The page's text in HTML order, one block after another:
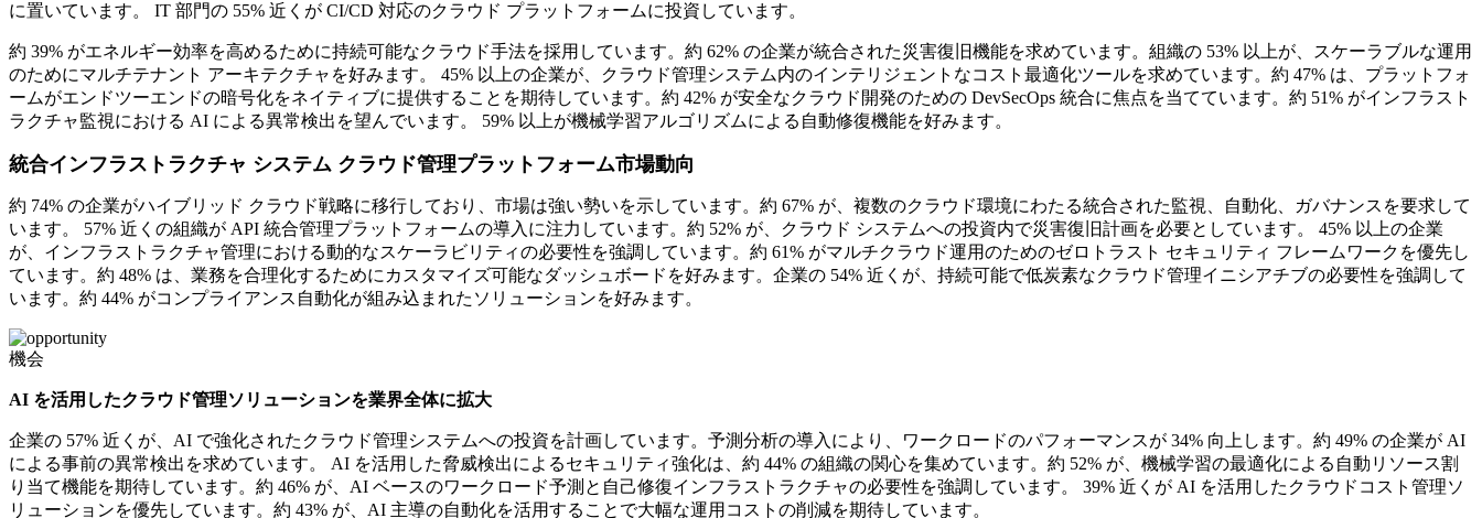
に置いています。 IT 部門の 55% 近くが CI/CD 対応のクラウド プラットフォームに投資しています。
約 39% がエネルギー効率を高めるために持続可能なクラウド手法を採用しています。約 62% の企業が統合された災害復旧機能を求めています。組織の 53% 以上が、スケーラブルな運用
のためにマルチテナント アーキテクチャを好みます。 45% 以上の企業が、クラウド管理システム内のインテリジェントなコスト最適化ツールを求めています。約 47% は、プラットフォ
ームがエンドツーエンドの暗号化をネイティブに提供することを期待しています。約 42% が安全なクラウド開発のための DevSecOps 統合に焦点を当てています。約 51% がインフラスト
ラクチャ監視における AI による異常検出を望んでいます。 59% 以上が機械学習アルゴリズムによる自動修復機能を好みます。
統合インフラストラクチャ システム クラウド管理プラットフォーム市場動向
約 74% の企業がハイブリッド クラウド戦略に移行しており、市場は強い勢いを示しています。約 67% が、複数のクラウド環境にわたる統合された監視、自動化、ガバナンスを要求して
います。 57% 近くの組織が API 統合管理プラットフォームの導入に注力しています。約 52% が、クラウド システムへの投資内で災害復旧計画を必要としています。 45% 以上の企業
が、インフラストラクチャ管理における動的なスケーラビリティの必要性を強調しています。約 61% がマルチクラウド運用のためのゼロトラスト セキュリティ フレームワークを優先し
ています。約 48% は、業務を合理化するためにカスタマイズ可能なダッシュボードを好みます。企業の 54% 近くが、持続可能で低炭素なクラウド管理イニシアチブの必要性を強調して
います。約 44% がコンプライアンス自動化が組み込まれたソリューションを好みます。
機会
AI を活用したクラウド管理ソリューションを業界全体に拡大
企業の 57% 近くが、AI で強化されたクラウド管理システムへの投資を計画しています。予測分析の導入により、ワークロードのパフォーマンスが 34% 向上します。約 49% の企業が AI
による事前の異常検出を求めています。 AI を活用した脅威検出によるセキュリティ強化は、約 44% の組織の関心を集めています。約 52% が、機械学習の最適化による自動リソース割
り当て機能を期待しています。約 46% が、AI ベースのワークロード予測と自己修復インフラストラクチャの必要性を強調しています。 39% 近くが AI を活用したクラウドコスト管理ソ
リューションを優先しています。約 43% が、AI 主導の自動化を活用することで大幅な運用コストの削減を期待しています。